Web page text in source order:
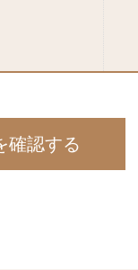
確認する